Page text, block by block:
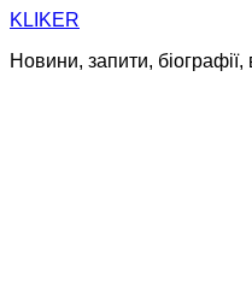
Skip
content
KLIKER
Новини, запити, біографії,